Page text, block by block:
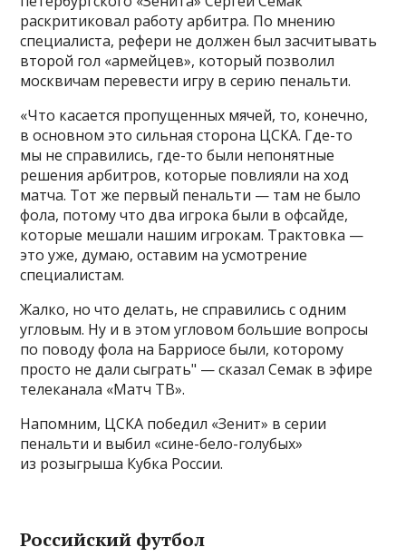
раскритиковал работу арбитра. По мнению
специалиста, рефери не должен был засчитывать
второй гол «армейцев», который позволил
москвичам перевести игру в серию пенальти.
«Что касается пропущенных мячей, то, конечно,
в основном это сильная сторона ЦСКА. Где-то
мы не справились, где-то были непонятные
решения арбитров, которые повлияли на ход
матча. Тот же первый пенальти — там не было
фола, потому что два игрока были в офсайде,
которые мешали нашим игрокам. Трактовка —
это уже, думаю, оставим на усмотрение
специалистам.
Жалко, но что делать, не справились с одним
угловым. Ну и в этом угловом большие вопросы
по поводу фола на Барриосе были, которому
просто не дали сыграть" — сказал Семак в эфире
телеканала «Матч ТВ».
Напомним, ЦСКА победил «Зенит» в серии
пенальти и выбил «сине-бело-голубых»
из розыгрыша Кубка России.
Российский футбол